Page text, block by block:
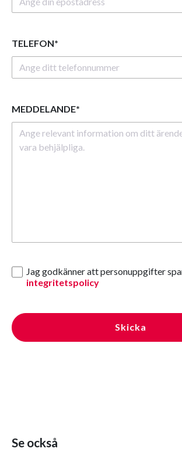
TELEFON*
MEDDELANDE*
Jag godkänner att personuppgifter
integritetspolicy
Skicka
Se också